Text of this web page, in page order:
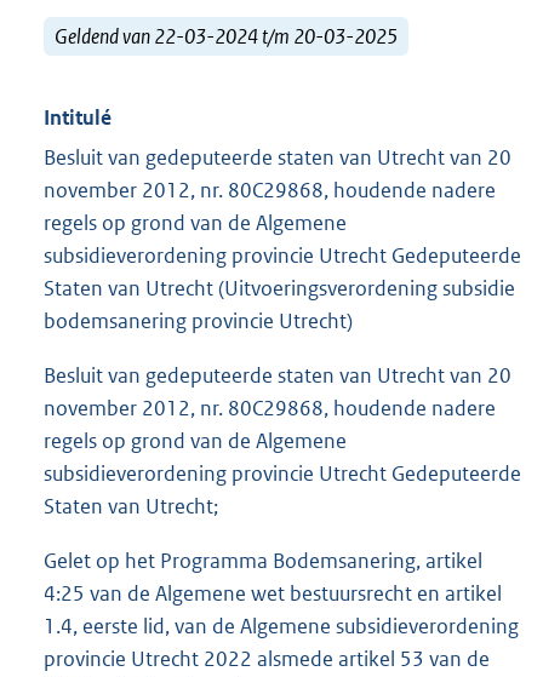
Geldend van 22-03-2024 t/m 20-03-2025
Intitulé
Besluit van gedeputeerde staten van Utrecht van 20
november 2012, nr. 80C29868, houdende nadere
regels op grond van de Algemene
subsidieverordening provincie Utrecht Gedeputeerde
Staten van Utrecht (Uitvoeringsverordening subsidie
bodemsanering provincie Utrecht)
Besluit van gedeputeerde staten van Utrecht van 20
november 2012, nr. 80C29868, houdende nadere
regels op grond van de Algemene
subsidieverordening provincie Utrecht Gedeputeerde
Staten van Utrecht;
Gelet op het Programma Bodemsanering, artikel
4:25 van de Algemene wet bestuursrecht en artikel
1.4, eerste lid, van de Algemene subsidieverordening
provincie Utrecht 2022 alsmede artikel 53 van de